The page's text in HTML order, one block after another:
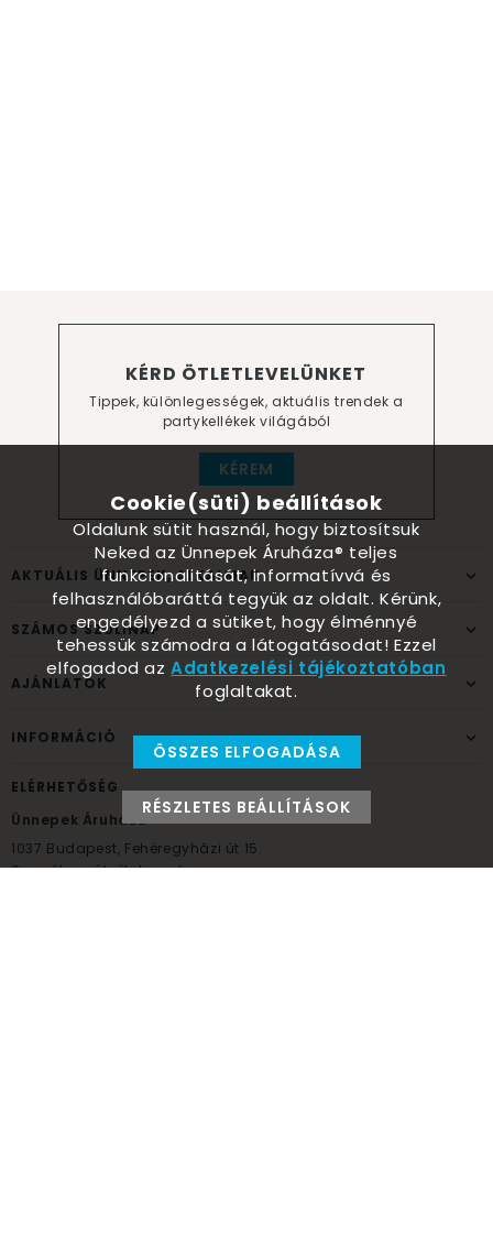
KÉRD ÖTLETLEVELÜNKET
Tippek, különlegességek, aktuális trendek a
partykellékek világából
KÉREM
AKTUÁLIS ÜNNEPEK, ALKALMAK
SZÁMOS SZÜLINAP
AJÁNLATOK
INFORMÁCIÓ
ELÉRHETŐSÉG
Ünnepek Áruháza
1037 Budapest, Fehéregyházi út 15.
Személyes átvételi pont
Cookie(süti) beállítások
Oldalunk sütit használ, hogy biztosítsuk
Neked az Ünnepek Áruháza® teljes
funkcionalitását, informatívvá és
felhasználóbaráttá tegyük az oldalt. Kérünk,
engedélyezd a sütiket, hogy élménnyé
tehessük számodra a látogatásodat! Ezzel
elfogadod azAdatkezelési tájékoztatóban
foglaltakat.
ÖSSZES ELFOGADÁSA
RÉSZLETES BEÁLLÍTÁSOK